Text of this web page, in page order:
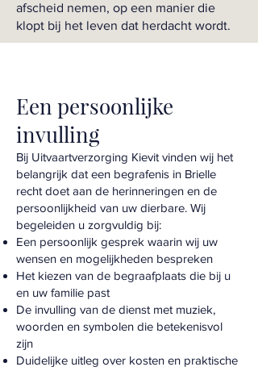
afscheid nemen, op een manier die
klopt bij het leven dat herdacht wordt.
Een persoonlijke
invulling
Bij Uitvaartverzorging Kievit vinden wij het
belangrijk dat een begrafenis in Brielle
recht doet aan de herinneringen en de
persoonlijkheid van uw dierbare. Wij
begeleiden u zorgvuldig bij:
Een persoonlijk gesprek waarin wij uw
wensen en mogelijkheden bespreken
Het kiezen van de begraafplaats die bij u
en uw familie past
De invulling van de dienst met muziek,
woorden en symbolen die betekenisvol
zijn
Duidelijke uitleg over kosten en praktische